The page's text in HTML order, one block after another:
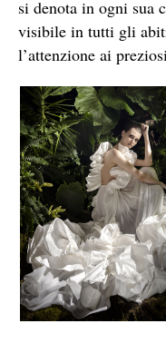
si denota in ogni sua
visibile in tutti gli
l’attenzione ai